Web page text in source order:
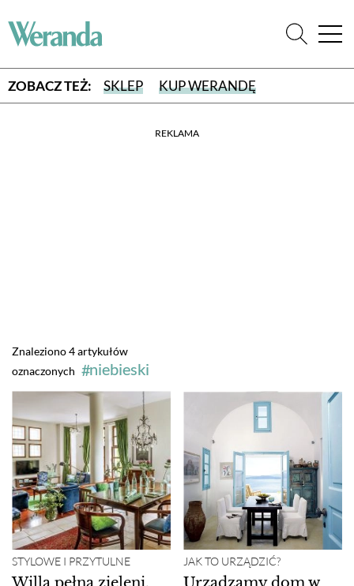
ZOBACZ TEŻ: SKLEP KUP WERANDĘ
REKLAMA
Znaleziono 4 artykułów
oznaczonych
niebieski
STYLOWE I PRZYTULNE JAK TO URZĄDZIĆ?